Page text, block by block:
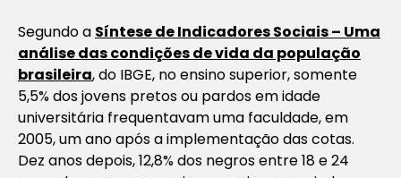
Segundo a Síntese de Indicadores Sociais – Uma
análise das condições de vida da população
brasileira, do IBGE, no ensino superior, somente
5,5% dos jovens pretos ou pardos em idade
universitária frequentavam uma faculdade, em
2005, um ano após a implementação das cotas.
Dez anos depois, 12,8% dos negros entre 18 e 24